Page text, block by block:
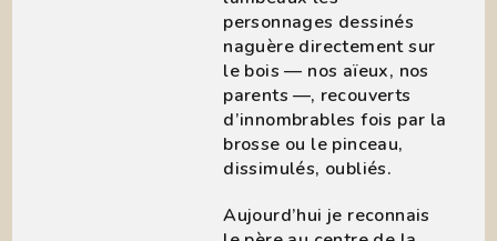
personnages dessinés
naguère directement sur
le bois — nos aïeux, nos
parents —, recouverts
d’innombrables fois par la
brosse ou le pinceau,
dissimulés, oubliés.
Aujourd’hui je reconnais